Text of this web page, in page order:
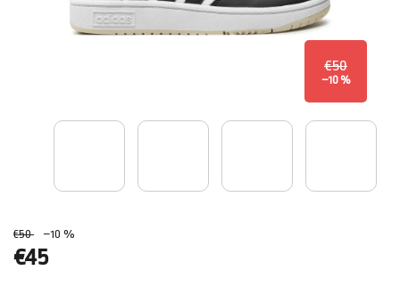
€50
–10 %
€50 –10 %
€45